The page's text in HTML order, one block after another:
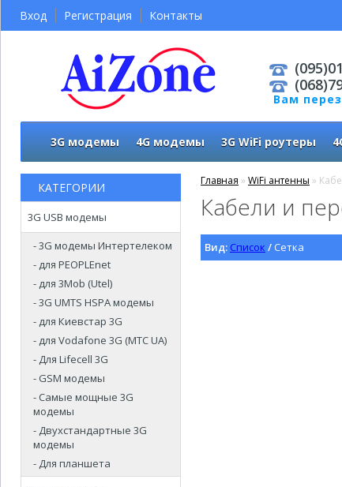
Вам
Вход Регистрация Контакты
3G модемы 4G модемы 3G WiFi роутеры
КАТЕГОРИИ
3G USB модемы
- 3G модемы Интертелеком
- для PEOPLEnet
- для 3Mob (Utel)
- 3G UMTS HSPA модемы
- для Киевстар 3G
- для Vodafone 3G (МТС UA)
- Для Lifecell 3G
- GSM модемы
- Самые мощные 3G
модемы
- Двухстандартные 3G
модемы
- Для планшета
Главная » WiFi антенны »
Кабели и
Вид: Список / Сетка